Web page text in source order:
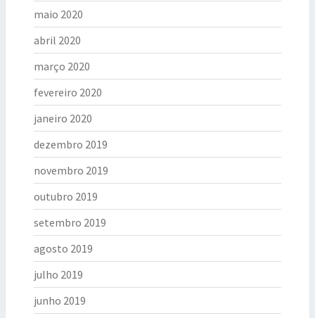
maio 2020
abril 2020
março 2020
fevereiro 2020
janeiro 2020
dezembro 2019
novembro 2019
outubro 2019
setembro 2019
agosto 2019
julho 2019
junho 2019